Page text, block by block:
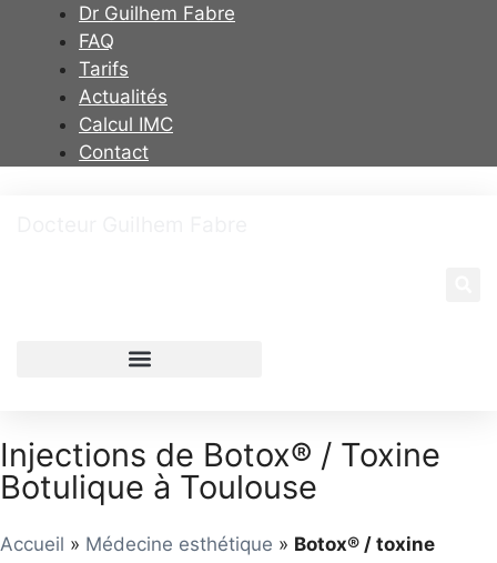
Dr Guilhem Fabre
FAQ
Tarifs
Actualités
Calcul IMC
Contact
Injections de Botox® / Toxine
Botulique à Toulouse
Accueil » Médecine esthétique » Botox® / toxine